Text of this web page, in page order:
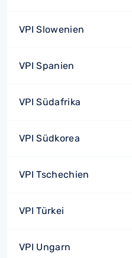
VPI Slowenien
VPI Spanien
VPI Südafrika
VPI Südkorea
VPI Tschechien
VPI Türkei
VPI Ungarn